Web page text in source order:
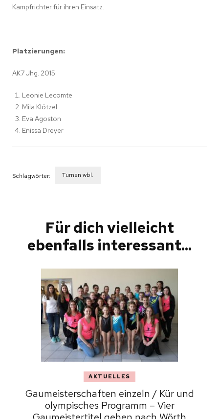
Kampfrichter für ihren Einsatz.
Platzierungen:
AK7 Jhg. 2015:
Leonie Lecomte
Mila Klötzel
Eva Agoston
Enissa Dreyer
Schlagwörter: Turnen wbl.
Für dich vielleicht
ebenfalls interessant...
AKTUELLES
Gaumeisterschaften einzeln / Kür und
olympisches Programm – Vier